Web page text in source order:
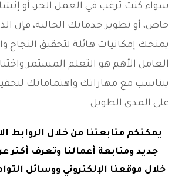
سواء كنت ترغب في العمل الحر، أو
خاص، أو تطوير خدماتك الحالية، فإن
يمنحك إمكانيات هائلة لتحقيق النجاح
العامل الأهم هو التعلم المستمر
يتناسب مع مهاراتك واهتماماتك
على المدى الطويل.
يمكنكم متابعتنا من خلال الروابط
جديد ومتابعة أعمالنا وتعرف أكتر
خلال موقعنا الإلكتروني ووسائل